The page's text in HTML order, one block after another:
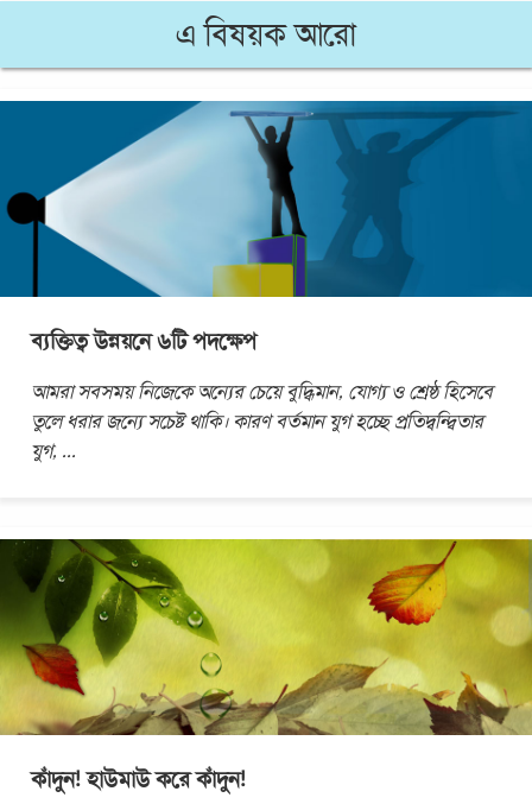
এ বিষয়ক আরো
ব্যক্তিত্ব উন্নয়নে ৬টি পদক্ষেপ
আমরা সবসময় নিজেকে অন্যের চেয়ে বুদ্ধিমান, যোগ্য ও শ্রেষ্ঠ হিসেবে
তুলে ধরার জন্যে সচেষ্ট থাকি। কারণ বর্তমান যুগ হচ্ছে প্রতিদ্বন্দ্বিতার
যুগ, ...
কাঁদুন! হাউমাউ করে কাঁদুন!